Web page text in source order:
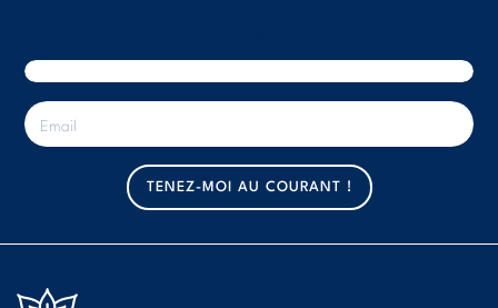
E
-
m
TENEZ-MOI AU COURANT !